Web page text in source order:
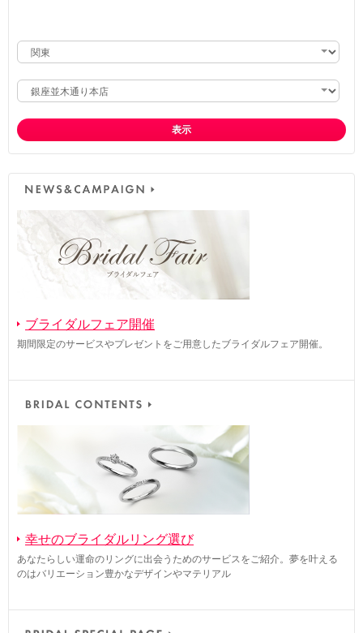
表示
ブライダルフェア開催
期間限定のサービスやプレゼントをご用意したブライダルフェア開催。
幸せのブライダルリング選び
あなたらしい運命のリングに出会うためのサービスをご紹介。夢を叶える
のはバリエーション豊かなデザインやマテリアル